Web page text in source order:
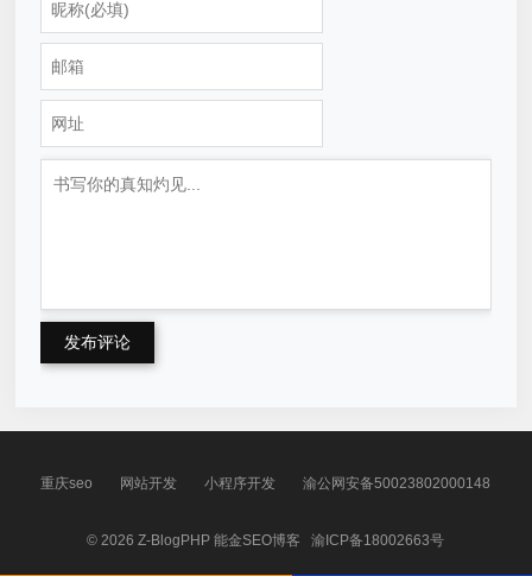
发布评论
重庆seo 网站开发 小程序开发 渝公网安备50023802000148
© 2026Z-BlogPHP 能金SEO博客渝ICP备18002663号